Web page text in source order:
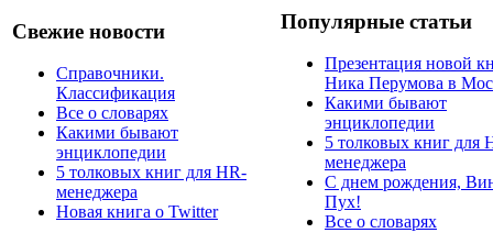
Свежие новости
Справочники.
Классификация
Все о словарях
Какими бывают
энциклопедии
5 толковых книг для HR-
менеджера
Новая книга о Twitter
Популярные статьи
Презентация новой
Ника Перумова в
Какими бывают
энциклопедии
5 толковых книг для
менеджера
С днем рождения,
Пух!
Все о словарях